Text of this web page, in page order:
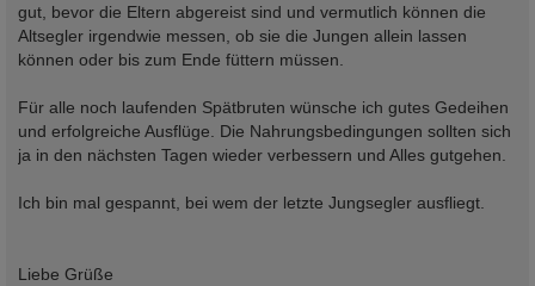
gut, bevor die Eltern abgereist sind und vermutlich können die
Altsegler irgendwie messen, ob sie die Jungen allein lassen
können oder bis zum Ende füttern müssen.
Für alle noch laufenden Spätbruten wünsche ich gutes Gedeihen
und erfolgreiche Ausflüge. Die Nahrungsbedingungen sollten sich
ja in den nächsten Tagen wieder verbessern und Alles gutgehen.
Ich bin mal gespannt, bei wem der letzte Jungsegler ausfliegt.
Liebe Grüße